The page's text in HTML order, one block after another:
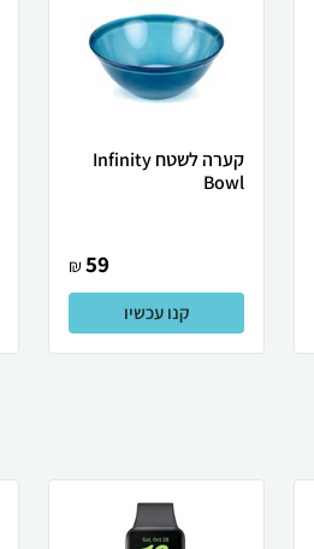
קערה לשטח Infinity
Bowl
59
₪
קנו עכשיו